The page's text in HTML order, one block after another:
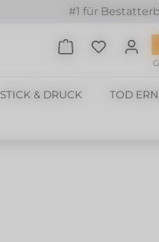
#1 für
Du hast 0
STICK & DRUCK TOD